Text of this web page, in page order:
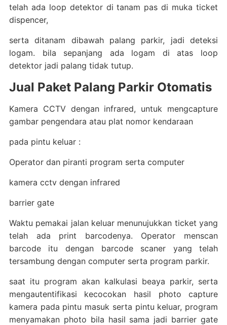
telah ada loop detektor di tanam pas di muka ticket
dispencer,
serta ditanam dibawah palang parkir, jadi deteksi
logam. bila sepanjang ada logam di atas loop
detektor jadi palang tidak tutup.
Jual Paket Palang Parkir Otomatis
Kamera CCTV dengan infrared, untuk mengcapture
gambar pengendara atau plat nomor kendaraan
pada pintu keluar :
Operator dan piranti program serta computer
kamera cctv dengan infrared
barrier gate
Waktu pemakai jalan keluar menunujukkan ticket yang
telah ada print barcodenya. Operator menscan
barcode itu dengan barcode scaner yang telah
tersambung dengan computer serta program parkir.
saat itu program akan kalkulasi beaya parkir, serta
mengautentifikasi kecocokan hasil photo capture
kamera pada pintu masuk serta pintu keluar, program
menyamakan photo bila hasil sama jadi barrier gate